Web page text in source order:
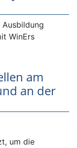
Ausbildung
WinErs
am
an der
um die